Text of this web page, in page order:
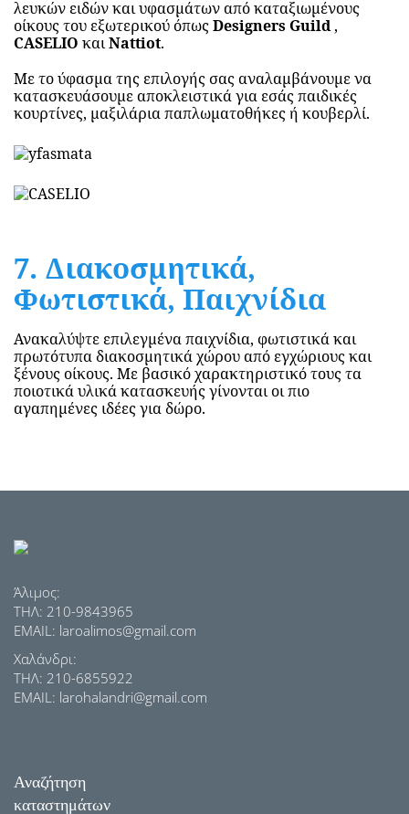
λευκών ειδών και υφασμάτων από καταξιωμένους
οίκους του εξωτερικού όπωςDesigners Guild,
CASELIO καιNattiot.
Mε το ύφασμα της επιλογής σας αναλαμβάνουμε να
κατασκευάσουμε αποκλειστικά για εσάς παιδικές
κουρτίνες, μαξιλάρια παπλωματοθήκες ή κουβερλί.
7. Διακοσμητικά,
Φωτιστικά, Παιχνίδια
Ανακαλύψτε επιλεγμένα παιχνίδια, φωτιστικά και
πρωτότυπα διακοσμητικά χώρου από εγχώριους και
ξένους οίκους. Με βασικό χαρακτηριστικό τους τα
ποιοτικά υλικά κατασκευής γίνονται οι πιο
αγαπημένες ιδέες για δώρο.
Άλιμος:
ΤΗΛ: 210-9843965
EMAIL: laroalimos@gmail.com
Χαλάνδρι:
ΤΗΛ: 210-6855922
EMAIL: larohalandri@gmail.com
Αναζήτηση
καταστημάτων